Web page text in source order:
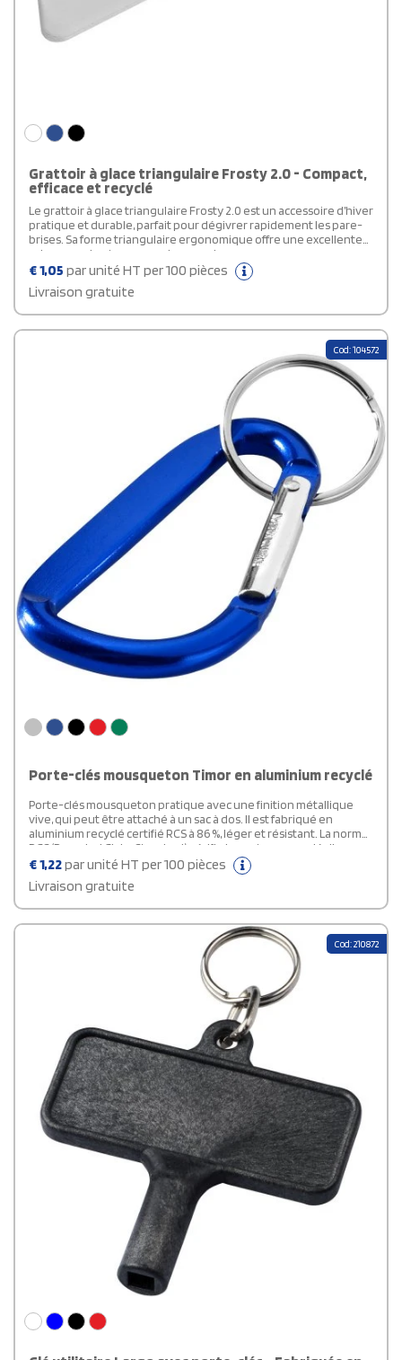
Grattoir à glace triangulaire Frosty 2.0 - Compact,
efficace et recyclé
Le grattoir à glace triangulaire Frosty 2.0 est un accessoire d’hiver
pratique et durable, parfait pour dégivrer rapidement les pare-
brises. Sa forme triangulaire ergonomique offre une excellente
prise en main et une grande zone de marquage pour y apposer
votre logo. Fabriqué au Royaume-Uni en plastique polystyrène
recyclé, ce grattoir à glace combine résistance et engagement
écologique. Léger, solide et personnalisable, ce grattoir à glace
promotionnel est un choix intelligent pour vos campagnes
€1,05 par unité HT per 100 pièces
Livraison gratuite
Cod: 104572
Porte-clés mousqueton Timor en aluminium recyclé
Porte-clés mousqueton pratique avec une finition métallique
vive, qui peut être attaché à un sac à dos. Il est fabriqué en
aluminium recyclé certifié RCS à 86 %, léger et résistant. La norme
RCS (Recycled Claim Standard) vérifie le contenu recyclé d'un
produit tout au long de la chaîne d'approvisionnement. Le
mousqueton ne convient pas pour l’escalade.
€1,22par unité HT per 100 pièces
Livraison gratuite
Cod: 210872